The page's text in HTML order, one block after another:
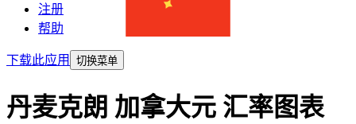
注册
帮助
下载此应用
切换菜单
丹麦克朗 加拿大元 汇率图表